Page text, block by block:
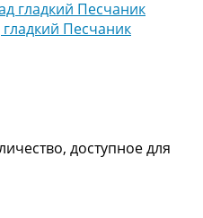
Песчаник
доступное для